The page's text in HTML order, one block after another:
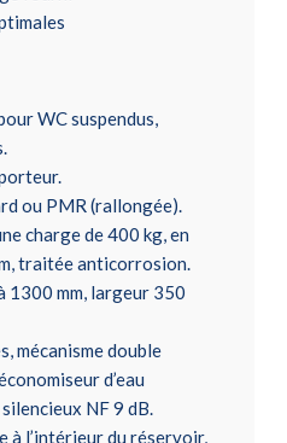
WC suspendus,
ou PMR (rallongée).
charge de 400 kg, en
traitée anticorrosion.
1300 mm, largeur 350
mécanisme double
d’eau
NF 9 dB.
à l’intérieur du réservoir,